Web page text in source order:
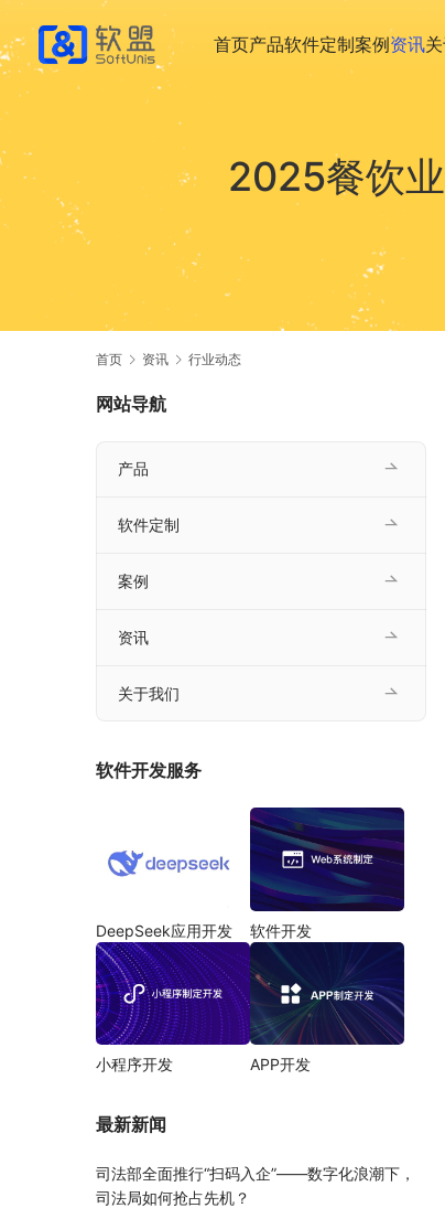
首页产品软件定制案例资讯
2025餐饮
首页 资讯 行业动态
网站导航
产品
软件定制
案例
资讯
关于我们
软件开发服务
DeepSeek应用开发 软件开发
小程序开发 APP开发
最新新闻
司法部全面推行“扫码入企”——数字化浪潮下，
司法局如何抢占先机？